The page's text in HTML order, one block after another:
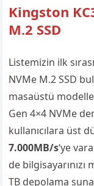
Kingston
M.2 SSD
Listemizin ilk
NVMe M.2 SSD
masaüstü
Gen 4×4 NVMe
kullanıcılara üst
7.000MB/s‘ye
de bilgisayarınızı
TB depolama